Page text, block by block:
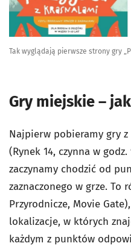
Tak wyglądają pierwsze strony gry
Gry miejskie –
Najpierw pobieramy gry
(Rynek 14, czynna w
zaczynamy chodzić od
zaznaczonego w grze. To
Przyrodnicze, Movie
lokalizacje, w których
każdym z punktów